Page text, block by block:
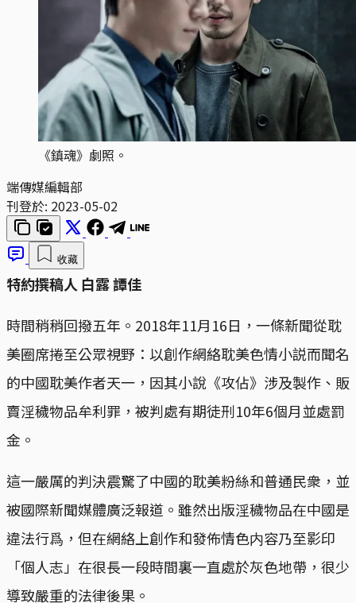
《鎮魂》劇照。
端傳媒編輯部
刊登於: 2023-05-02
收藏
特約撰稿人 白露 譚佳
時間稍稍回撥五年。2018年11月16日，一條新聞從耽
美圈席捲至公眾視野：以創作網絡耽美色情小説而聞名
的中國耽美作者天一，因其小說《攻佔》涉及製作、販
賣淫穢物品牟利罪，被判處有期徒刑10年6個月並處罰
金。
這一嚴厲的判決震驚了中國的耽美粉絲和普通民衆，並
被國際新聞媒體廣泛報道。雖然出版淫穢物品在中國是
違法行爲，但在網絡上創作和發佈情色内容乃至影印
「個人志」在很長一段時間裏一直處於灰色地帶，很少
導致嚴重的法律後果。